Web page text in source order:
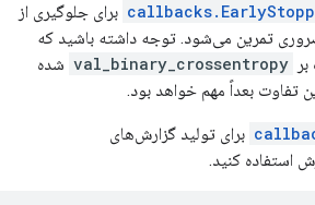
برای جلوگیری از
تمرین می‌شود. توجه داشته باشید که
val_binary_crossentropy شده
تفاوت بعداً مهم خواهد بود.
برای تولید گزارش‌های